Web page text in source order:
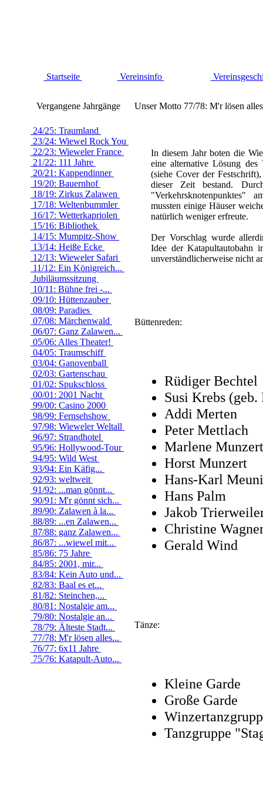
Startseite Vereinsinfo
Vergangene Jahrgänge
24/25: Traumland
23/24: Wiewel Rock You
22/23: Wieweler France
21/22: 111 Jahre
20/21: Kappendinner
19/20: Bauernhof
18/19: Zirkus Zalawen
17/18: Weltenbummler
16/17: Wetterkapriolen
15/16: Bibliothek
14/15: Mumpitz-Show
13/14: Heiße Ecke
12/13: Wieweler Safari
11/12: Ein Königreich...
Jubiläumssitzung
10/11: Bühne frei -...
09/10: Hüttenzauber
08/09: Paradies
07/08: Märchenwald
06/07: Ganz Zalawen...
05/06: Alles Theater!
04/05: Traumschiff
03/04: Ganovenball
02/03: Gartenschau
01/02: Spukschloss
00/01: 2001 Nacht
99/00: Casino 2000
98/99: Fernsehshow
97/98: Wieweler Weltall
96/97: Strandhotel
95/96: Hollywood-Tour
94/95: Wild West
93/94: Ein Käfig...
92/93: weltweit
91/92: ...man gönnt...
90/91: M'r gönnt sich...
89/90: Zalawen à la...
88/89: ...en Zalawen...
87/88: ganz Zalawen...
86/87: ...wiewel mit...
85/86: 75 Jahre
84/85: 2001, mir...
83/84: Kein Auto und...
82/83: Baal es et...
81/82: Steinchen,...
80/81: Nostalgie am...
79/80: Nostalgie an...
78/79: Älteste Stadt...
77/78: M'r lösen alles...
76/77: 6x11 Jahre
75/76: Katapult-Auto...
Unser Motto 77/78: M'r lösen
In diesem Jahr boten die
eine alternative Lösung des
(siehe Cover der
dieser Zeit bestand.
"Verkehrsknotenpunktes"
mussten einige Häuser
natürlich weniger erfreute.
Der Vorschlag wurde
Idee der Katapultautobahn
unverständlicherweise nicht
Büttenreden:
Rüdiger Bechtel
Susi Krebs (geb.
Addi Merten
Peter Mettlach
Marlene Munzert
Horst Munzert
Hans-Karl
Hans Palm
Jakob
Christine
Gerald Wind
Tänze:
Kleine Garde
Große Garde
Tanzgruppe